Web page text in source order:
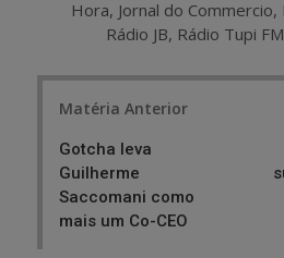
Hora, Jornal do
Rádio JB, Rádio Tupi
Matéria Anterior
Gotcha leva
Guilherme
Saccomani como
mais um Co-CEO